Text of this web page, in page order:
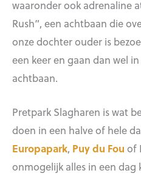
waaronder ook adrenaline
Rush”, een achtbaan die
onze dochter ouder is
een keer en gaan dan wel
achtbaan.
Pretpark Slagharen is wat
doen in een halve of hele
Europapark, Puy du Fou of
onmogelijk alles in een